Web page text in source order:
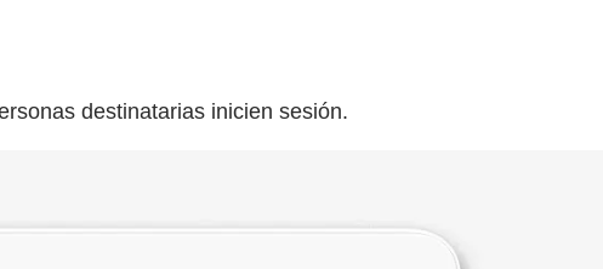
destinatarias inicien sesión.